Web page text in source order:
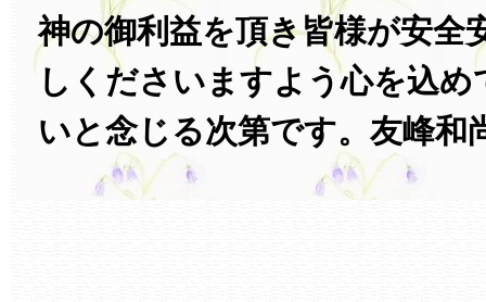
神の御利益を頂き皆様が安全
しくださいますよう心を込
いと念じる次第です。友峰和